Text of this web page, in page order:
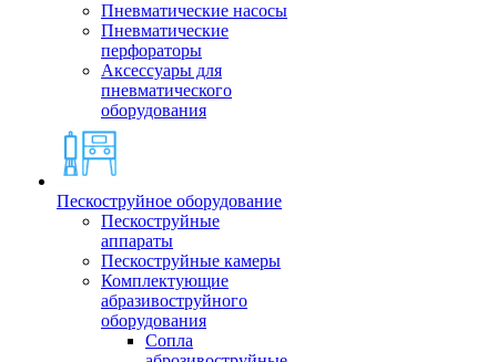
Пневматические насосы
Пневматические
перфораторы
Аксессуары для
пневматического
оборудования
Пескоструйное оборудование
Пескоструйные
аппараты
Пескоструйные камеры
Комплектующие
абразивоструйного
оборудования
Сопла